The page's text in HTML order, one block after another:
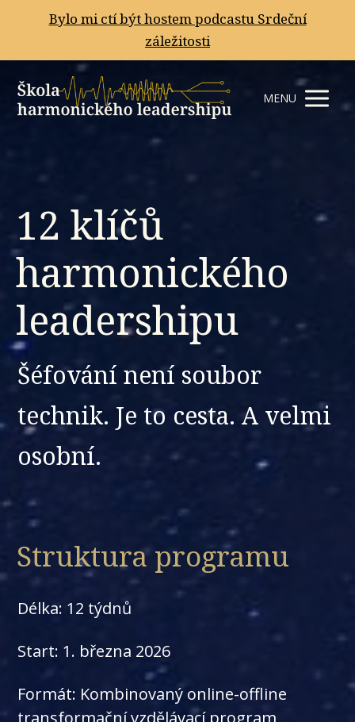
Bylo mi ctí být hostem podcastu Srdeční
záležitosti
MENU
12 klíčů
harmonického
leadershipu
Šéfování není soubor
technik. Je to cesta. A velmi
osobní.
Struktura programu
Délka: 12 týdnů
Start: 1. března 2026
Formát: Kombinovaný online-offline
transformační vzdělávací program